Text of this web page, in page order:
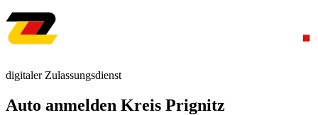
digitaler Zulassungsdienst
Auto anmelden Kreis Prignitz